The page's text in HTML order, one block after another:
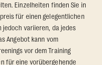
Einzelheiten finden Sie in
für einen gelegentlichen
jedoch variieren, da jedes
Angebot kann vom
vor dem Training
für eine vorübergehende